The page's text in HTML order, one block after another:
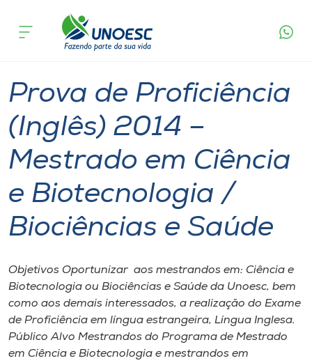
Cursos
Pesquisa
Atendimento ao Estudante
Portal de Ensino
Internacionalização
I.nova
acontece
Prova de Proficiência
(Inglês) 2014 –
Mestrado em Ciência
e Biotecnologia /
Biociências e Saúde
Objetivos Oportunizar aos mestrandos em: Ciência e
Biotecnologia ou Biociências e Saúde da Unoesc, bem
como aos demais interessados, a realização do Exame
de Proficiência em língua estrangeira, Língua Inglesa.
Público Alvo Mestrandos do Programa de Mestrado
em Ciência e Biotecnologia e mestrandos em